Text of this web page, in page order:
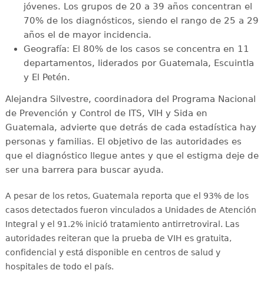
jóvenes. Los grupos de 20 a 39 años concentran el
70% de los diagnósticos, siendo el rango de 25 a 29
años el de mayor incidencia.
Geografía: El 80% de los casos se concentra en 11
departamentos, liderados por Guatemala, Escuintla
y El Petén.
Alejandra Silvestre, coordinadora del Programa Nacional
de Prevención y Control de ITS, VIH y Sida en
Guatemala, advierte que detrás de cada estadística hay
personas y familias. El objetivo de las autoridades es
que el diagnóstico llegue antes y que el estigma deje de
ser una barrera para buscar ayuda.
A pesar de los retos, Guatemala reporta que el 93% de los
casos detectados fueron vinculados a Unidades de Atención
Integral y el 91.2% inició tratamiento antirretroviral . Las
autoridades reiteran que la prueba de VIH es gratuita,
confidencial y está disponible en centros de salud y
hospitales de todo el país.